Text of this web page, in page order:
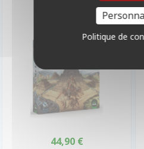
44,90 €
Politique de